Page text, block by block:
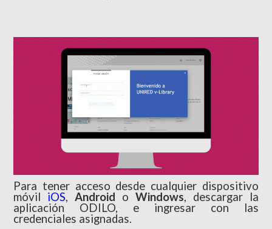
Para tener acceso desde cualquier dispositivo
móvil iOS,Android o Windows, descargar la
aplicación ODILO, e ingresar con las
credenciales asignadas.